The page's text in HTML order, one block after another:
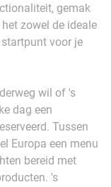
gemak
zowel de ideale
voor je
wil of 's
dag een
Tussen
Europa een menu
bereid met
's